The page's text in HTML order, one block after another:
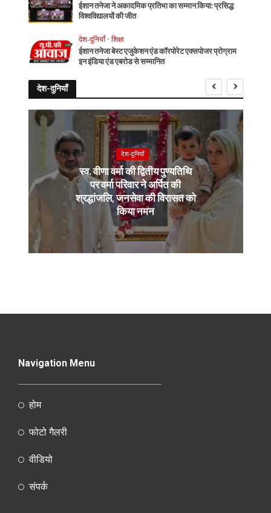
ईशान तनेजा ने अकादमिक प्रतिभा का सम्मान किया: प्रसिद्ध
विश्वविद्यालयों की जीत
देश-दुनियाँ • शिक्षा
ईशान तनेजा बेस्ट एजुकेशन एंड कॉरपोरेट एक्सपोजर प्रोग्राम
इन इंडिया एंड एबरोड से सम्मानित
देश-दुनियाँ
देश-दुनियाँ
स्व. वीणा वर्मा की द्वितीय पुण्यतिथि
पर वर्मा परिवार ने अर्पित की
श्रद्धांजलि, जनसेवा की विरासत को
किया नमन
Navigation Menu
होम
फोटो गैलरी
वीडियो
संपर्क